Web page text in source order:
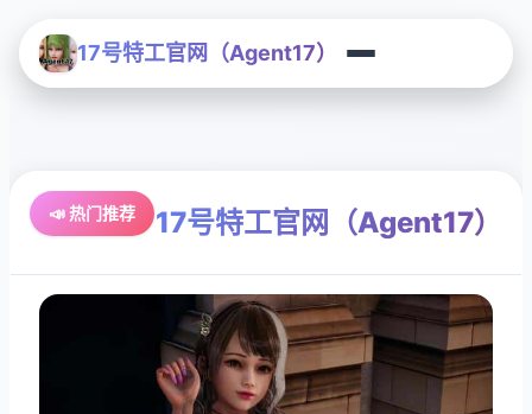
17号特工官网（Agent17）
📣 热门推荐 17号特工官网（Agent17）